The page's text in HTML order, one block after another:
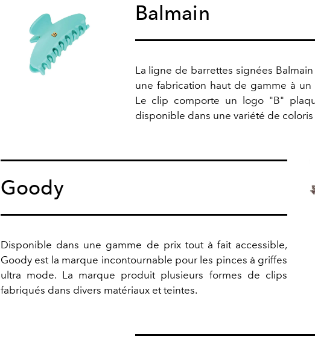
Balmain
La ligne de barrettes signées
une fabrication haut de gamme à un
Le clip comporte un logo "B"
disponible dans une variété de coloris
Goody
Disponible dans une gamme de prix tout à fait accessible,
Goody est la marque incontournable pour les pinces à griffes
ultra mode. La marque produit plusieurs formes de clips
fabriqués dans divers matériaux et teintes.